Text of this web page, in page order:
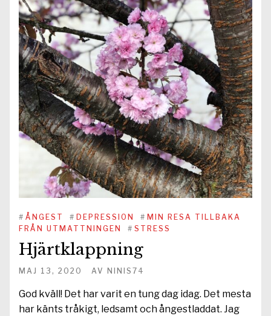
# ÅNGEST # DEPRESSION # MIN RESA TILLBAKA
FRÅN UTMATTNINGEN
# STRESS
Hjärtklappning
MAJ 13, 2020 AV NINIS74
God kväll! Det har varit en tung dag idag. Det mesta
har känts tråkigt, ledsamt och ångestladdat. Jag